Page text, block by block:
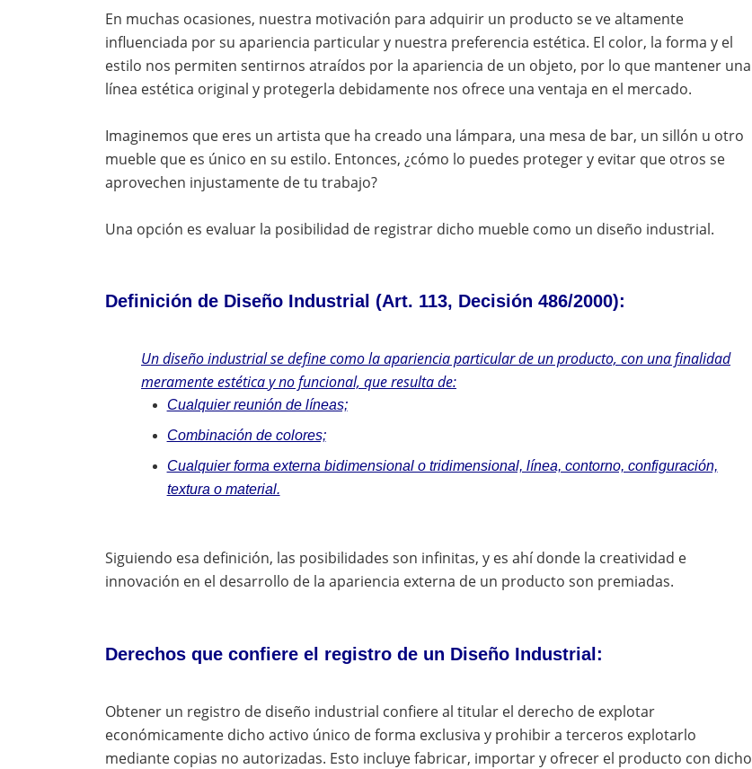
En muchas ocasiones, nuestra motivación para adquirir un producto se ve altamente
influenciada por su apariencia particular y nuestra preferencia estética. El color, la forma y el
estilo nos permiten sentirnos atraídos por la apariencia de un objeto, por lo que mantener una
línea estética original y protegerla debidamente nos ofrece una ventaja en el mercado.
Imaginemos que eres un artista que ha creado una lámpara, una mesa de bar, un sillón u otro
mueble que es único en su estilo. Entonces, ¿cómo lo puedes proteger y evitar que otros se
aprovechen injustamente de tu trabajo?
Una opción es evaluar la posibilidad de registrar dicho mueble como un diseño industrial.
Definición de Diseño Industrial (Art. 113, Decisión 486/2000):
Un diseño industrial se define como la apariencia particular de un producto, con una finalidad
meramente estética y no funcional, que resulta de:
Cualquier reunión de líneas;
Combinación de colores;
Cualquier forma externa bidimensional o tridimensional, línea, contorno, configuración,
textura o material.
Siguiendo esa definición, las posibilidades son infinitas, y es ahí donde la creatividad e
innovación en el desarrollo de la apariencia externa de un producto son premiadas.
Derechos que confiere el registro de un Diseño Industrial:
Obtener un registro de diseño industrial confiere al titular el derecho de explotar
económicamente dicho activo único de forma exclusiva y prohibir a terceros explotarlo
mediante copias no autorizadas. Esto incluye fabricar, importar y ofrecer el producto con dicho